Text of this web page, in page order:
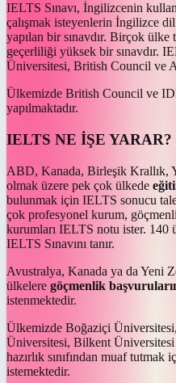
IELTS Sınavı, İngilizcenin
çalışmak isteyenlerin İngilizce
yapılan bir sınavdır. Birçok ülke
geçerliliği yüksek bir sınavdır.
Üniversitesi, British Council ve
Ülkemizde British Council ve
yapılmaktadır.
IELTS NE İŞE YARAR?
ABD, Kanada, Birleşik Krallık,
olmak üzere pek çok ülkede
bulunmak için IELTS sonucu
çok profesyonel kurum,
kurumları IELTS notu ister. 140
IELTS Sınavını tanır.
Avustralya, Kanada ya da Yeni
ülkelere göçmenlik
istenmektedir.
Ülkemizde Boğaziçi
Üniversitesi, Bilkent
hazırlık sınıfından muaf tutmak
istemektedir.